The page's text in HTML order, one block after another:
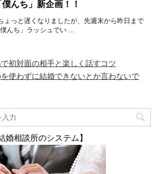
僕んち」新企画！！
ょっと遅くなりましたが、先週末から昨日まで
僕んち」ラッシュでい ...
初対面の相手と楽しく話すコツ
使わずに結婚できないとか言わないで
婚相談所のシステム】